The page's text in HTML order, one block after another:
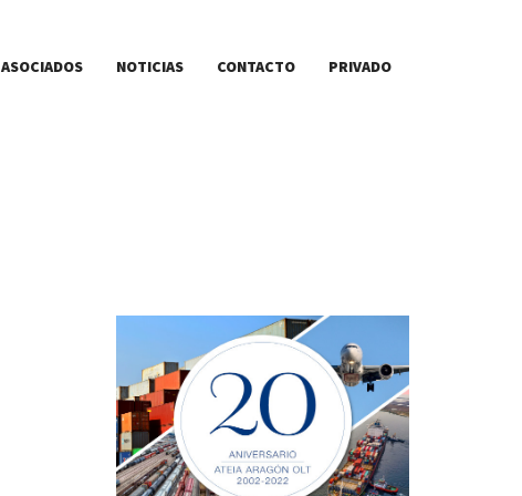
ASOCIADOS NOTICIAS CONTACTO PRIVADO